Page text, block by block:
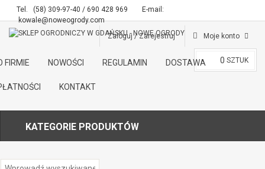
Tel. (58) 309-97-40 / 690 428 969
E-mail:
kowale@noweogrody.com
Zaloguj / Zarejestruj
Moje konto
FIRMIE NOWOŚCI REGULAMIN DOSTAWA
KONTAKT
0 SZTUK
KATEGORIE PRODUKTÓW